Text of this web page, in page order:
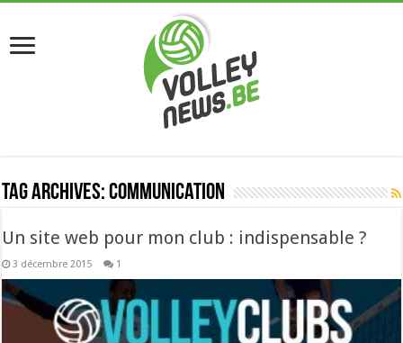
Tag Archives:communication
Un site web pour mon club : indispensable ?
3 décembre 2015 1